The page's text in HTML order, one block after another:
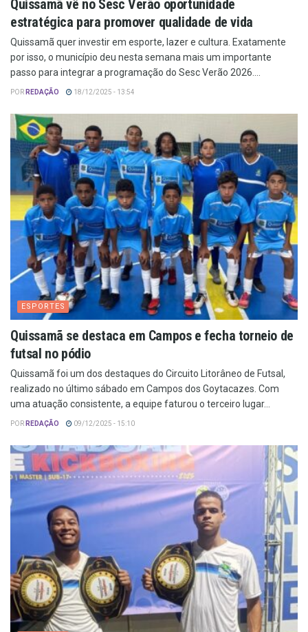
Quissamã vê no Sesc Verão oportunidade
estratégica para promover qualidade de vida
Quissamã quer investir em esporte, lazer e cultura. Exatamente
por isso, o município deu nesta semana mais um importante
passo para integrar a programação do Sesc Verão 2026....
POR REDAÇÃO 18/12/2025 - 13:54
ESPORTES
Quissamã se destaca em Campos e fecha torneio de
futsal no pódio
Quissamã foi um dos destaques do Circuito Litorâneo de Futsal,
realizado no último sábado em Campos dos Goytacazes. Com
uma atuação consistente, a equipe faturou o terceiro lugar...
POR REDAÇÃO 09/12/2025 - 15:10